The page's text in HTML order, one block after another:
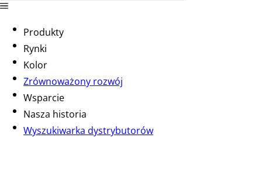
Produkty
Rynki
Kolor
Zrównoważony rozwój
Wsparcie
Nasza historia
Wyszukiwarka dystrybutorów